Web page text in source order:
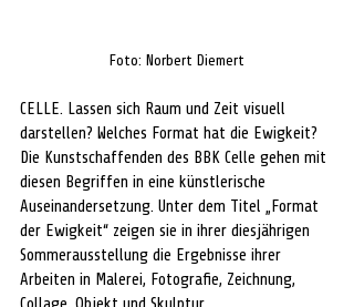
Foto: Norbert Diemert
CELLE. Lassen sich Raum und Zeit visuell
darstellen? Welches Format hat die Ewigkeit?
Die Kunstschaffenden des BBK Celle gehen mit
diesen Begriffen in eine künstlerische
Auseinandersetzung. Unter dem Titel „Format
der Ewigkeit“ zeigen sie in ihrer diesjährigen
Sommerausstellung die Ergebnisse ihrer
Arbeiten in Malerei, Fotografie, Zeichnung,